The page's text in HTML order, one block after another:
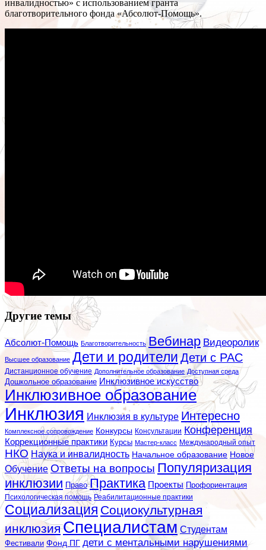
инвалидностью» с использованием гранта
благотворительного фонда «Абсолют-Помощь».
Другие темы
Абсолют-Помощь Благотворительность Вебинар Видеоролик
Высшее образование Дети и родителиДети с РАС
Дистанционное обучение Дополнительное образование Доступная среда
Дошкольное образование Инклюзивное искусство
Инклюзивное образование
Инклюзия Инклюзия в культуре Интересно
Комплексное сопровождение Конкурсы Консультации Конференция
Коррекционные практики Курсы Мастер-класс Международный опыт
НКО Наука и инвалидность Начальное образование Новое
Обучение Ответы на вопросы Популяризация
инклюзии Право Практика Проекты Профориентация
Психологическая помощь Реабилитационные практики
Социализация Социокультурная
инклюзияСпециалистам Студентам
Фестивали Фонд ПГ дети с ментальными нарушениями